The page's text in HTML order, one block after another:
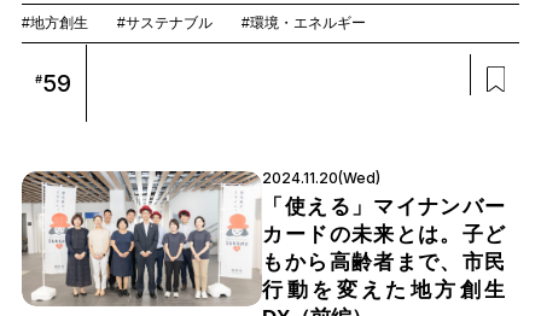
#地方創生 #サステナブル #環境・エネルギー
#59
2024.11.20(Wed)
「使える」マイナンバー
カードの未来とは。子ど
もから高齢者まで、市民
行動を変えた地方創生